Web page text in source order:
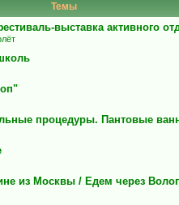
Темы
выставка активного
процедуры. Пантовые
из Москвы / Едем через